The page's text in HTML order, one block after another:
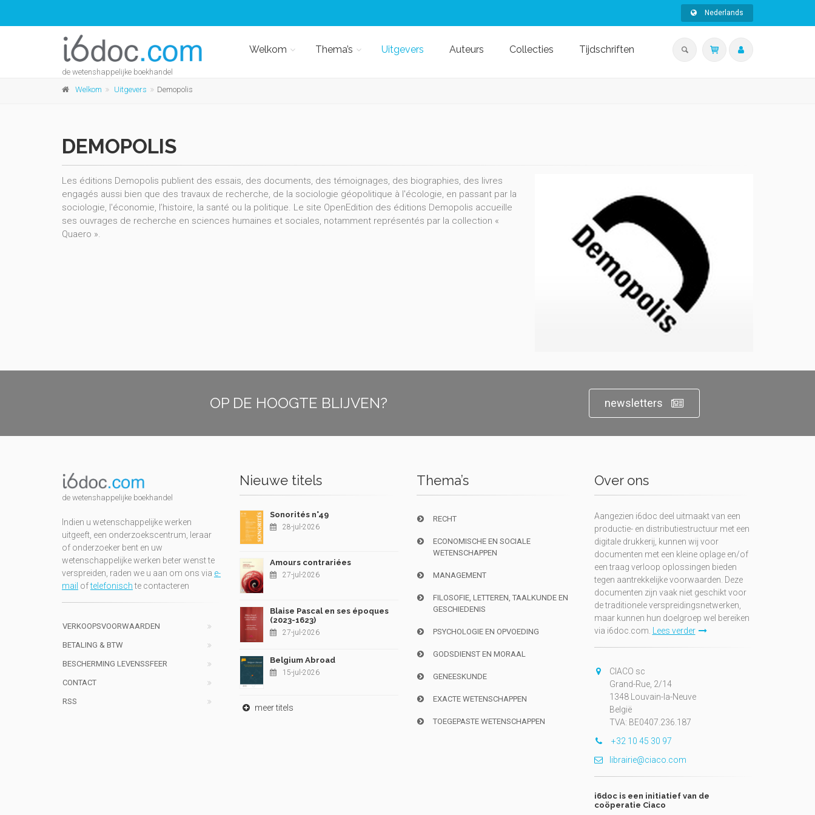
Nederlands
de wetenshappelijke boekhandel
Welkom Thema’s Uitgevers Auteurs Collecties Tijdschriften
Welkom Uitgevers Demopolis
DEMOPOLIS
Les éditions Demopolis publient des essais, des documents, des témoignages, des biographies, des livres
engagés aussi bien que des travaux de recherche, de la sociologie géopolitique à l'écologie, en passant par la
sociologie, l'économie, l’histoire, la santé ou la politique. Le site OpenEdition des éditions Demopolis accueille
ses ouvrages de recherche en sciences humaines et sociales, notamment représentés par la collection «
Quaero ».
OP DE HOOGTE BLIJVEN? newsletters
de wetenshappelijke boekhandel
Indien u wetenschappelijke werken
uitgeeft, een onderzoekscentrum, leraar
of onderzoeker bent en uw
wetenschappelijke werken beter wenst te
verspreiden, raden we u aan om ons via e-
mail oftelefonischte contacteren
VERKOOPSVOORWAARDEN
BETALING & BTW
BESCHERMING LEVENSSFEER
CONTACT
RSS
Nieuwe titels
Sonorités n°49
28-jul-2026
Amours contrariées
27-jul-2026
Blaise Pascal en ses époques
(2023-1623)
27-jul-2026
Belgium Abroad
15-jul-2026
meer titels
Thema’s
RECHT
ECONOMISCHE EN SOCIALE
WETENSCHAPPEN
MANAGEMENT
FILOSOFIE, LETTEREN, TAALKUNDE EN
GESCHIEDENIS
PSYCHOLOGIE EN OPVOEDING
GODSDIENST EN MORAAL
GENEESKUNDE
EXACTE WETENSCHAPPEN
TOEGEPASTE WETENSCHAPPEN
Over ons
Aangezien i6doc deel uitmaakt van een
productie- en distributiestructuur met een
digitale drukkerij, kunnen wij voor
documenten met een kleine oplage en/of
een traag verloop oplossingen bieden
tegen aantrekkelijke voorwaarden. Deze
documenten zijn vaak niet geschikt voor
de traditionele verspreidingsnetwerken,
maar kunnen hun doelgroep wel bereiken
via i6doc.com. Lees verder
CIACO sc
Grand-Rue, 2/14
1348 Louvain-la-Neuve
België
TVA: BE0407.236.187
+32 10 45 30 97
librairie@ciaco.com
i6doc is een initiatief van de
coöperatie Ciaco